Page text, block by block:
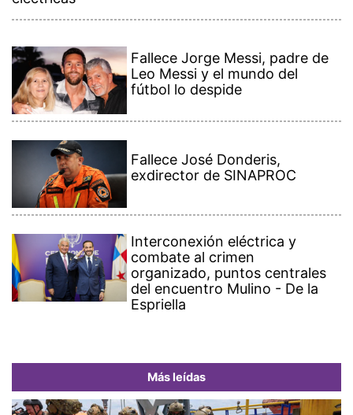
Fallece Jorge Messi, padre de
Leo Messi y el mundo del
fútbol lo despide
Fallece José Donderis,
exdirector de SINAPROC
Interconexión eléctrica y
combate al crimen
organizado, puntos centrales
del encuentro Mulino - De la
Espriella
Más leídas